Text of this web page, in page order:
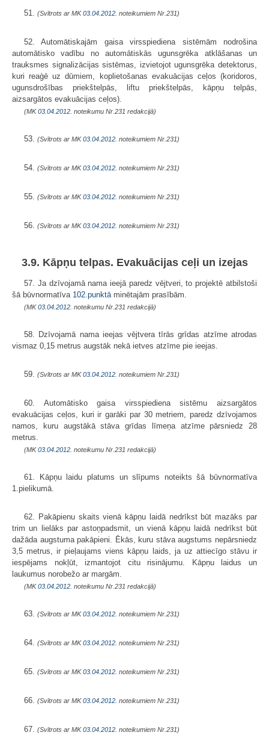
51. (Svītrots ar MK03.04.2012. noteikumiem Nr.231)
52. Automātiskajām gaisa virsspiediena sistēmām nodrošina
automātisko vadību no automātiskās ugunsgrēka atklāšanas un
trauksmes signalizācijas sistēmas, izvietojot ugunsgrēka detektorus,
kuri reaģē uz dūmiem, koplietošanas evakuācijas ceļos (koridoros,
ugunsdrošības priekštelpās, liftu priekštelpās, kāpņu telpās,
aizsargātos evakuācijas ceļos).
(MK03.04.2012. noteikumu Nr.231 redakcijā)
53. (Svītrots ar MK03.04.2012. noteikumiem Nr.231)
54. (Svītrots ar MK03.04.2012. noteikumiem Nr.231)
55. (Svītrots ar MK03.04.2012. noteikumiem Nr.231)
56. (Svītrots ar MK03.04.2012. noteikumiem Nr.231)
3.9. Kāpņu telpas. Evakuācijas ceļi un izejas
57. Ja dzīvojamā nama ieejā paredz vējtveri, to projektē atbilstoši
šā būvnormatīva 102.punktāminētajām prasībām.
(MK03.04.2012. noteikumu Nr.231 redakcijā)
58. Dzīvojamā nama ieejas vējtvera tīrās grīdas atzīme atrodas
vismaz 0,15 metrus augstāk nekā ietves atzīme pie ieejas.
59. (Svītrots ar MK03.04.2012. noteikumiem Nr.231)
60. Automātisko gaisa virsspiediena sistēmu aizsargātos
evakuācijas ceļos, kuri ir garāki par 30 metriem, paredz dzīvojamos
namos, kuru augstākā stāva grīdas līmeņa atzīme pārsniedz 28
metrus.
(MK03.04.2012. noteikumu Nr.231 redakcijā)
61. Kāpņu laidu platums un slīpums noteikts šā būvnormatīva
1.pie­likumā.
62. Pakāpienu skaits vienā kāpņu laidā nedrīkst būt mazāks par
trim un lielāks par astoņpadsmit, un vienā kāpņu laidā nedrīkst būt
dažāda augstuma pakāpieni. Ēkās, kuru stāva augstums nepārsniedz
3,5 metrus, ir pieļaujams viens kāpņu laids, ja uz attiecīgo stāvu ir
iespējams nokļūt, izmantojot citu risinājumu. Kāpņu laidus un
laukumus norobežo ar margām.
(MK03.04.2012. noteikumu Nr.231 redakcijā)
63. (Svītrots ar MK03.04.2012. noteikumiem Nr.231)
64. (Svītrots ar MK03.04.2012. noteikumiem Nr.231)
65. (Svītrots ar MK03.04.2012. noteikumiem Nr.231)
66. (Svītrots ar MK03.04.2012. noteikumiem Nr.231)
67. (Svītrots ar MK03.04.2012. noteikumiem Nr.231)